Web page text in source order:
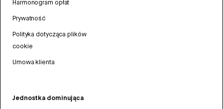
Harmonogram opłat
Prywatność
Polityka dotycząca plików
cookie
Umowa klienta
Jednostka dominująca